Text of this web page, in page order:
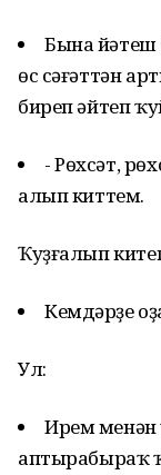
Бына йәтеш
өс сәғәттән
биреп әйтеп
- Рөхсәт,
алып киттем.
Ҡуҙғалып
Кемдәрҙе
Ул:
Ирем менән
аптырабыраҡ